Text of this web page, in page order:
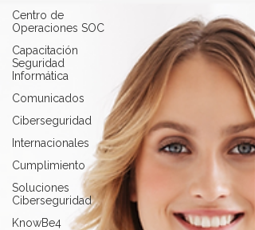
Centro de
Operaciones SOC
Capacitación
Seguridad
Informática
Comunicados
Ciberseguridad
Internacionales
Cumplimiento
Soluciones
Ciberseguridad
KnowBe4